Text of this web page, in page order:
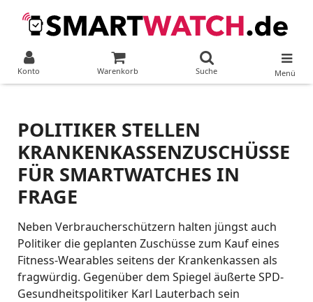
Konto Warenkorb Suche Menü
POLITIKER STELLEN
KRANKENKASSENZUSCHÜSSE
FÜR SMARTWATCHES IN
FRAGE
Neben Verbraucherschützern halten jüngst auch
Politiker die geplanten Zuschüsse zum Kauf eines
Fitness-Wearables seitens der Krankenkassen als
fragwürdig. Gegenüber dem Spiegel äußerte SPD-
Gesundheitspolitiker Karl Lauterbach sein